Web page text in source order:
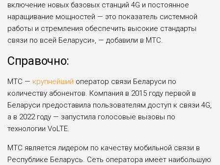
включение новых базовых станций 4G и постоянное
наращивание мощностей — это показатель системной
работы и стремления обеспечить высокие стандарты
связи по всей Беларуси», — добавили в МТС.
Справочно:
МТС — крупнейший оператор связи Беларуси по
количеству абонентов. Компания в 2015 году первой в
Беларуси предоставила пользователям доступ к связи 4G,
а в 2022 году — запустила голосовые вызовы по
технологии VoLTE.
МТС является лидером по качеству мобильной связи в
Республике Беларусь. Сеть оператора имеет наибольшую